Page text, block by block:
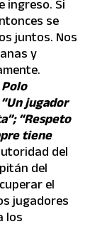
ingreso. Si
se
juntos. Nos
y
Polo
jugador
“Respeto
tiene
del
del
el
jugadores
los